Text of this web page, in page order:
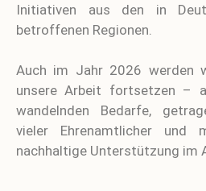
Initiativen aus den in
betroffenen Regionen.
Auch im Jahr 2026 werden
unsere Arbeit fortsetzen –
wandelnden Bedarfe,
vieler Ehrenamtlicher und
nachhaltige Unterstützung im